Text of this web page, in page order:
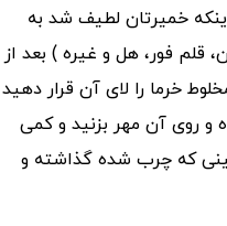
خمیرتان لطیف شد به
قلم فور، هل و غیره ) بعد از
خرما را لای آن قرار دهید
و روی آن مهر بزنید و کمی
که چرب شده گذاشته و